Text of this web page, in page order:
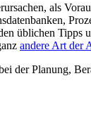
als
üblichen Tipps
andere Art der
der Planung,